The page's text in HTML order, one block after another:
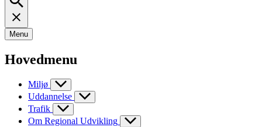
Menu
Hovedmenu
Miljø
Uddannelse
Trafik
Om Regional Udvikling